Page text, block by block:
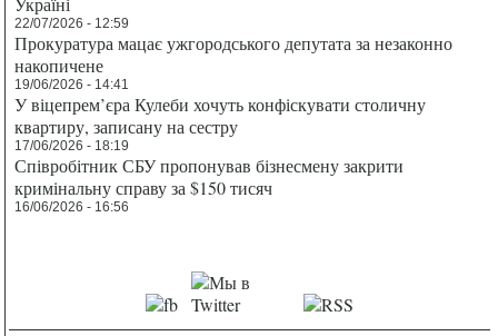
22/07/2026 - 12:59
Прокуратура мацає ужгородського депутата за незаконно
накопичене
19/06/2026 - 14:41
У віцепрем’єра Кулеби хочуть конфіскувати столичну
квартиру, записану на сестру
17/06/2026 - 18:19
Співробітник СБУ пропонував бізнесмену закрити
кримінальну справу за $150 тисяч
16/06/2026 - 16:56